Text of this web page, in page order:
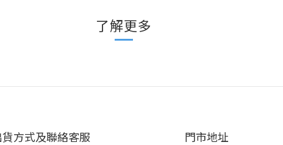
了解更多
貨方式及聯絡客服 門市地址